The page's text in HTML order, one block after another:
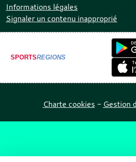
Informations légales
Signaler un contenu inapproprié
SPORTSREGIONS
Charte cookies Gestion